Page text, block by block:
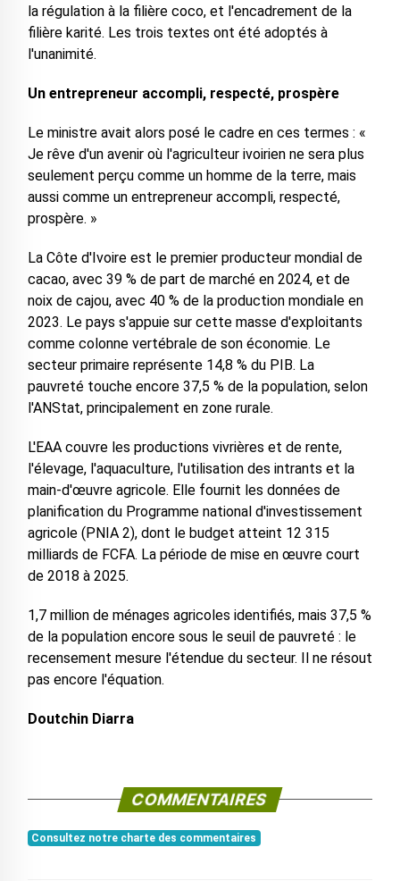
la régulation à la filière coco, et l'encadrement de la
filière karité. Les trois textes ont été adoptés à
l'unanimité.
Un entrepreneur accompli, respecté, prospère
Le ministre avait alors posé le cadre en ces termes : «
Je rêve d'un avenir où l'agriculteur ivoirien ne sera plus
seulement perçu comme un homme de la terre, mais
aussi comme un entrepreneur accompli, respecté,
prospère. »
La Côte d'Ivoire est le premier producteur mondial de
cacao, avec 39 % de part de marché en 2024, et de
noix de cajou, avec 40 % de la production mondiale en
2023. Le pays s'appuie sur cette masse d'exploitants
comme colonne vertébrale de son économie. Le
secteur primaire représente 14,8 % du PIB. La
pauvreté touche encore 37,5 % de la population, selon
l'ANStat, principalement en zone rurale.
L'EAA couvre les productions vivrières et de rente,
l'élevage, l'aquaculture, l'utilisation des intrants et la
main-d'œuvre agricole. Elle fournit les données de
planification du Programme national d'investissement
agricole (PNIA 2), dont le budget atteint 12 315
milliards de FCFA. La période de mise en œuvre court
de 2018 à 2025.
1,7 million de ménages agricoles identifiés, mais 37,5 %
de la population encore sous le seuil de pauvreté : le
recensement mesure l'étendue du secteur. Il ne résout
pas encore l'équation.
Doutchin Diarra
COMMENTAIRES
Consultez notre charte des commentaires